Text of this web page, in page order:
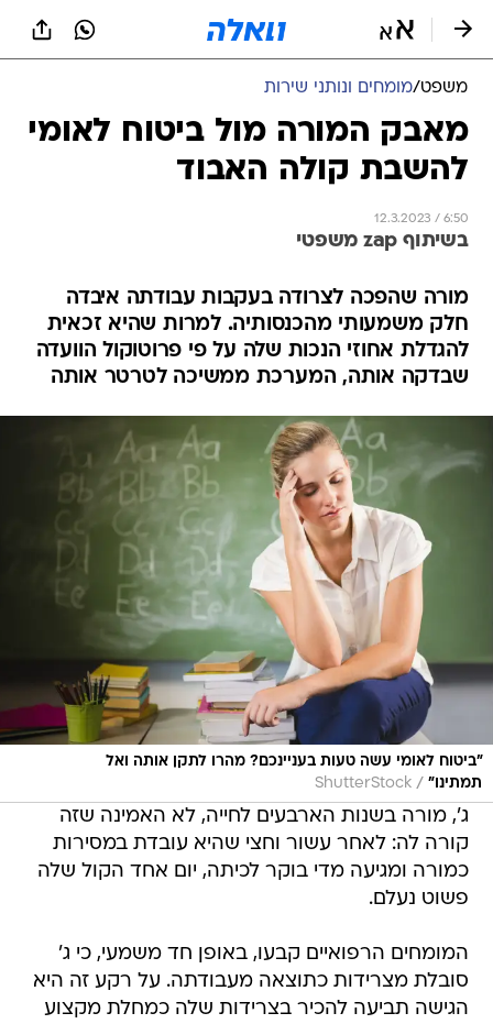
משפט/מומחים ונותני שירות
מאבק המורה מול ביטוח לאומי
להשבת קולה האבוד
12.3.2023 / 6:50
בשיתוף zap משפטי
מורה שהפכה לצרודה בעקבות עבודתה איבדה
חלק משמעותי מהכנסותיה. למרות שהיא זכאית
להגדלת אחוזי הנכות שלה על פי פרוטוקול הוועדה
שבדקה אותה, המערכת ממשיכה לטרטר אותה
"ביטוח לאומי עשה טעות בעניינכם? מהרו לתקן אותה ואל
תמתינו" /
ShutterStock
ג', מורה בשנות הארבעים לחייה, לא האמינה שזה
קורה לה: לאחר עשור וחצי שהיא עובדת במסירות
כמורה ומגיעה מדי בוקר לכיתה, יום אחד הקול שלה
פשוט נעלם.
המומחים הרפואיים קבעו, באופן חד משמעי, כי ג'
סובלת מצרידות כתוצאה מעבודתה. על רקע זה היא
הגישה תביעה להכיר בצרידות שלה כמחלת מקצוע